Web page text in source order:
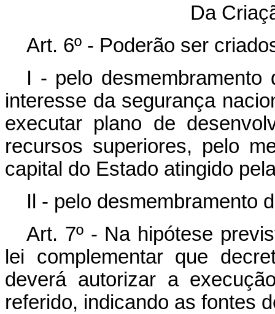
Da
Art. 6º - Poderão ser
I - pelo
interesse da segurança
executar plano de
recursos superiores, pelo
capital do Estado atingido
Il - pelo desmembramento
Art. 7º - Na hipótese
lei complementar que
deverá autorizar a
referido, indicando as fontes